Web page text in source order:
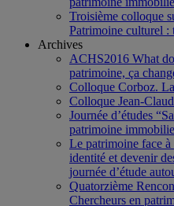
Troisième colloque
Patrimoine culturel :
Archives
ACHS2016 What
patrimoine, ça
Colloque Corboz.
Colloque Jean-
Journée d’études
patrimoine
Le patrimoine face à
identité et devenir
journée d’étude
Quatorzième
Chercheurs en